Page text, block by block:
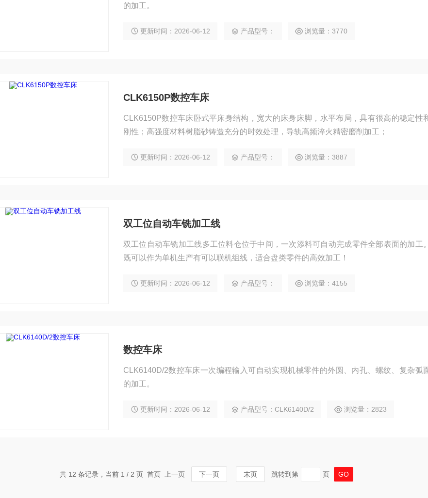
的加工。
更新时间：2026-06-12 产品型号： 浏览量：3770
CLK6150P数控车床
CLK6150P数控车床卧式平床身结构，宽大的床身床脚，水平布局，具有很高的稳定性
刚性；高强度材料树脂砂铸造充分的时效处理，导轨高频淬火精密磨削加工；
更新时间：2026-06-12 产品型号： 浏览量：3887
双工位自动车铣加工线
双工位自动车铣加工线多工位料仓位于中间，一次添料可自动完成零件全部表面的加工
既可以作为单机生产有可以联机组线，适合盘类零件的高效加工！
更新时间：2026-06-12 产品型号： 浏览量：4155
数控车床
CLK6140D/2数控车床一次编程输入可自动实现机械零件的外圆、内孔、螺纹、复杂弧
的加工。
更新时间：2026-06-12 产品型号：CLK6140D/2 浏览量：2823
共 12 条记录，当前 1 / 2 页 首页 上一页 下一页 末页 跳转到第 页